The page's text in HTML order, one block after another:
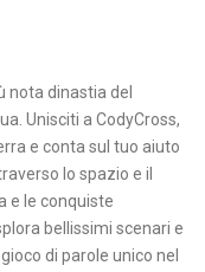
nota dinastia del
Unisciti a CodyCross,
e conta sul tuo aiuto
lo spazio e il
e le conquiste
bellissimi scenari e
di parole unico nel